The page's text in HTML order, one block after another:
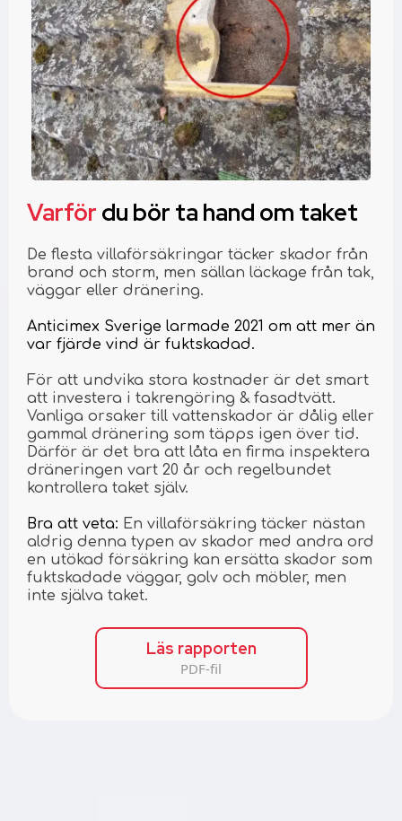
Varför du bör ta hand om taket
De flesta villaförsäkringar täcker skador från
brand och storm, men sällan läckage från tak,
väggar eller dränering.
Anticimex Sverige larmade 2021 om att mer än
var fjärde vind är fuktskadad.
För att undvika stora kostnader är det smart
att investera i takrengöring & fasadtvätt.
Vanliga orsaker till vattenskador är dålig eller
gammal dränering som täpps igen över tid.
Därför är det bra att låta en firma inspektera
dräneringen vart 20 år och regelbundet
kontrollera taket själv.
Bra att veta: En villaförsäkring täcker nästan
aldrig denna typen av skador med andra ord
en utökad försäkring kan ersätta skador som
fuktskadade väggar, golv och möbler, men
inte själva taket.
Läs rapporten
PDF-fil